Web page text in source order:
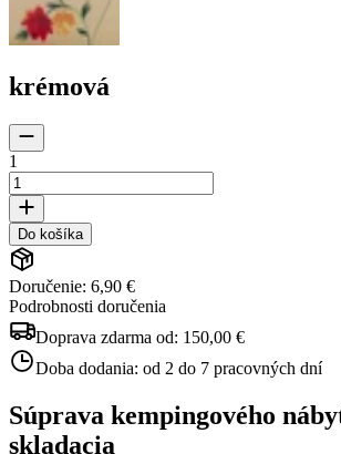
krémová
1
Do košíka
Doručenie: 6,90 €
Podrobnosti doručenia
Doprava zdarma od: 150,00 €
Doba dodania: od 2 do 7 pracovných dní
Súprava kempingového
skladacia